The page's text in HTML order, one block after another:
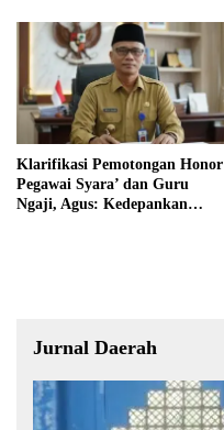
Klarifikasi Pemotongan Honor
Pegawai Syara’ dan Guru
Ngaji, Agus: Kedepankan
Jurnal Daerah